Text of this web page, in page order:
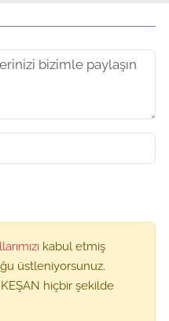
kabul etmiş
üstleniyorsunuz.
hiçbir şekilde